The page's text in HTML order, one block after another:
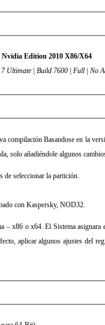
Edition 2010 X86/X64
Ultimate | Build 7600 | Full | No
compilación Basandose en la
solo añadiéndole algunos
de seleccionar la partición.
con Kaspersky, NOD32.
– x86 o x64. El Sistema asignara
aplicar algunos ajustes del